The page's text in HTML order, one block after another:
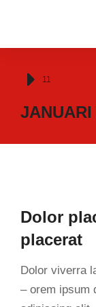
Je bent hier:
11
JANUARI
Dolor
placerat
Dolor viverra
– orem ipsum